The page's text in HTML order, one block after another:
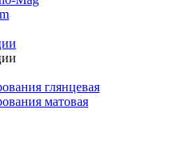
глянцевая
матовая